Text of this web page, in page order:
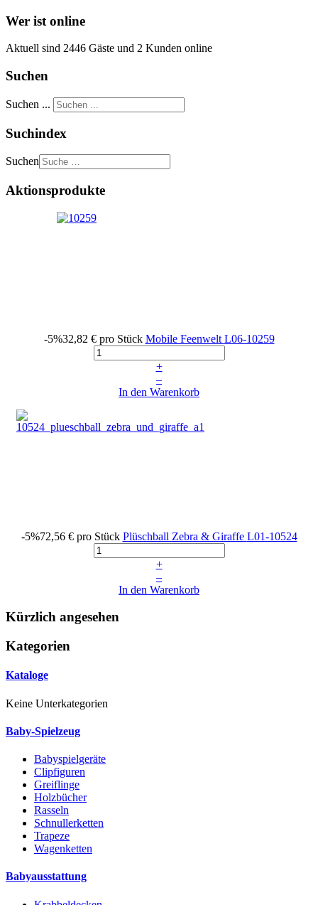
Wer ist online
Aktuell sind 2446 Gäste und 2 Kunden online
Suchen
Suchen ...
Suchindex
Suchen
Aktionsprodukte
-5%32,82 € pro Stück Mobile Feenwelt L06-10259
+
–
In den Warenkorb
-5%72,56 € pro Stück Plüschball Zebra & Giraffe L01-10524
+
–
In den Warenkorb
Kürzlich angesehen
Kategorien
Kataloge
Keine Unterkategorien
Baby-Spielzeug
Babyspielgeräte
Clipfiguren
Greiflinge
Holzbücher
Rasseln
Schnullerketten
Trapeze
Wagenketten
Babyausstattung